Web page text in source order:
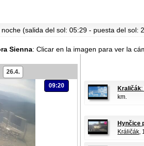
(salida del sol: 05:29 - puesta del sol:
Sienna: Clicar en la imagen para ver la
26.4.
09:20 Kraličák
km.
Hynčice
Králičák,